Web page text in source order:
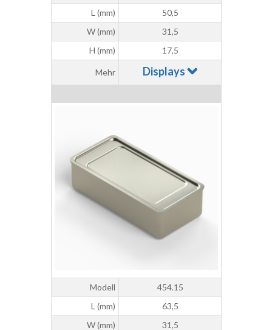
L (mm)
50,5
W (mm)
31,5
H (mm)
17,5
Mehr Displays
Modell
454.15
L (mm)
63,5
W (mm)
31,5